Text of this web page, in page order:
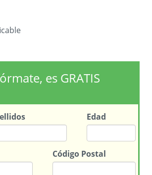
es GRATIS
Edad
Código Postal